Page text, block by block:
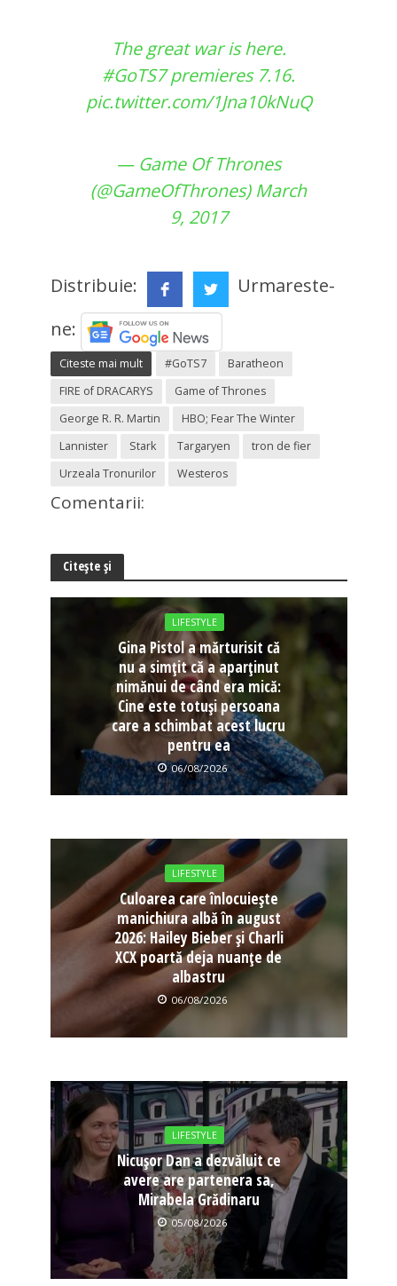
The great war is here.
#GoTS7premieres 7.16.
pic.twitter.com/1Jna10kNuQ
— Game Of Thrones
(@GameOfThrones) March
9, 2017
Distribuie:
Urmareste-
ne:
Citeste mai mult #GoTS7
Baratheon
FIRE of DRACARYS
Game of Thrones
George R. R. Martin
HBO; Fear The Winter
Lannister
Stark Targaryen
tron de fier
Urzeala Tronurilor
Westeros
Comentarii:
Citește și
LIFESTYLE
Gina Pistol a mărturisit că
nu a simțit că a aparținut
nimănui de când era mică:
Cine este totuși persoana
care a schimbat acest lucru
pentru ea
06/08/2026
LIFESTYLE
Culoarea care înlocuiește
manichiura albă în august
2026: Hailey Bieber și Charli
XCX poartă deja nuanțe de
albastru
06/08/2026
LIFESTYLE
Nicușor Dan a dezvăluit ce
avere are partenera sa,
Mirabela Grădinaru
05/08/2026